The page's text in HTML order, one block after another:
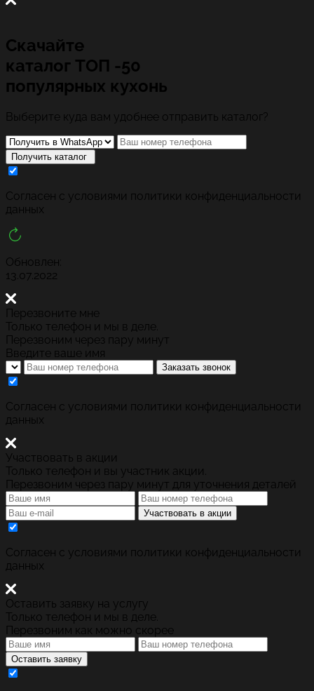
Скачайте
каталог ТОП -50
популярных кухонь
Выберите куда вам удобнее отправить каталог?
Получить каталог
Cогласен с условиями политики конфиденциальности
данных
Обновлен:
13.07.2022
Перезвоните мне
Только телефон и мы в деле.
Перезвоним через пару минут
Введите ваше имя
Заказать звонок
Cогласен с условиями политики конфиденциальности
данных
Участвовать в акции
Только телефон и вы участник акции.
Перезвоним через пару минут для уточнения деталей
Участвовать в акции
Cогласен с условиями политики конфиденциальности
данных
Оставить заявку на услугу
Только телефон и мы в деле.
Перезвоним как можно скорее
Оставить заявку